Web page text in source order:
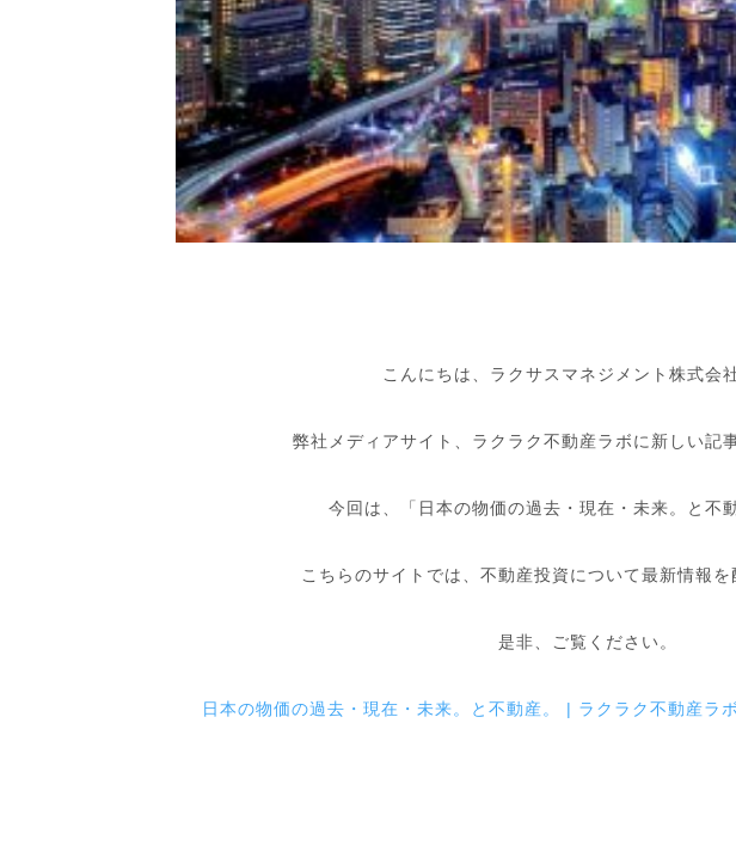
こんにちは、ラクサスマネジメント株式会
弊社メディアサイト、ラクラク不動産ラボに新しい記
今回は、「日本の物価の過去・現在・未来。と不
こちらのサイトでは、不動産投資について最新情報を
是非、ご覧ください。
日本の物価の過去・現在・未来。と不動産。 | ラクラク不動産